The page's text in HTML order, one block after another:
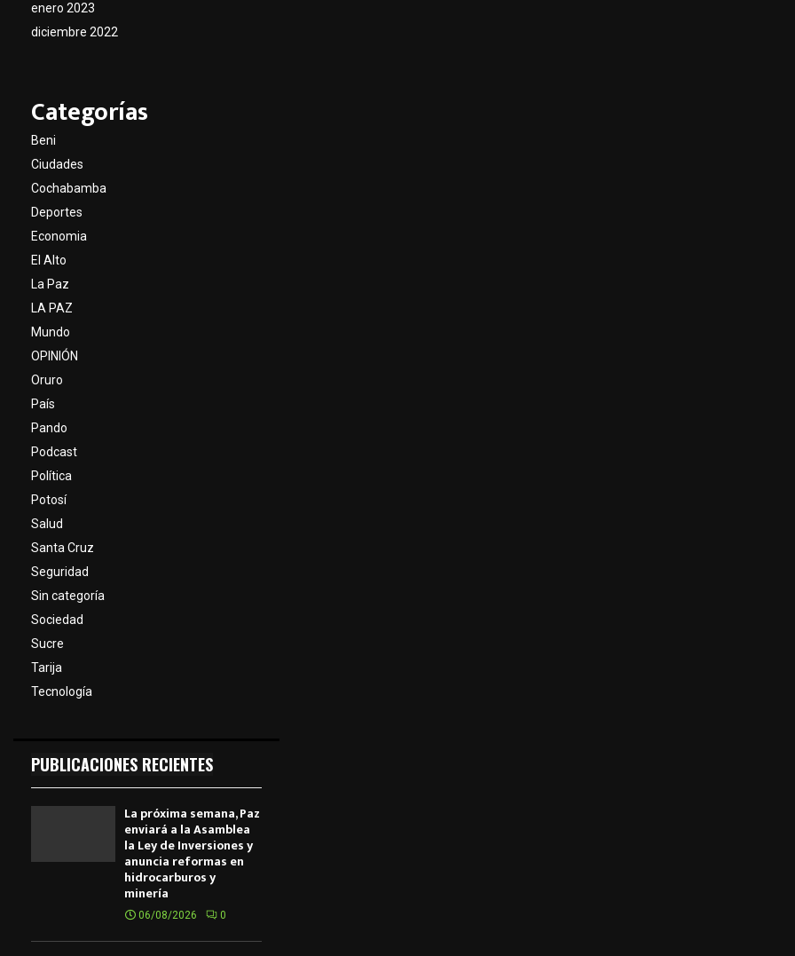
enero 2023
diciembre 2022
Categorías
Beni
Ciudades
Cochabamba
Deportes
Economia
El Alto
La Paz
LA PAZ
Mundo
OPINIÓN
Oruro
País
Pando
Podcast
Política
Potosí
Salud
Santa Cruz
Seguridad
Sin categoría
Sociedad
Sucre
Tarija
Tecnología
PUBLICACIONES RECIENTES
La próxima semana, Paz
enviará a la Asamblea
la Ley de Inversiones y
anuncia reformas en
hidrocarburos y
minería
06/08/2026 0